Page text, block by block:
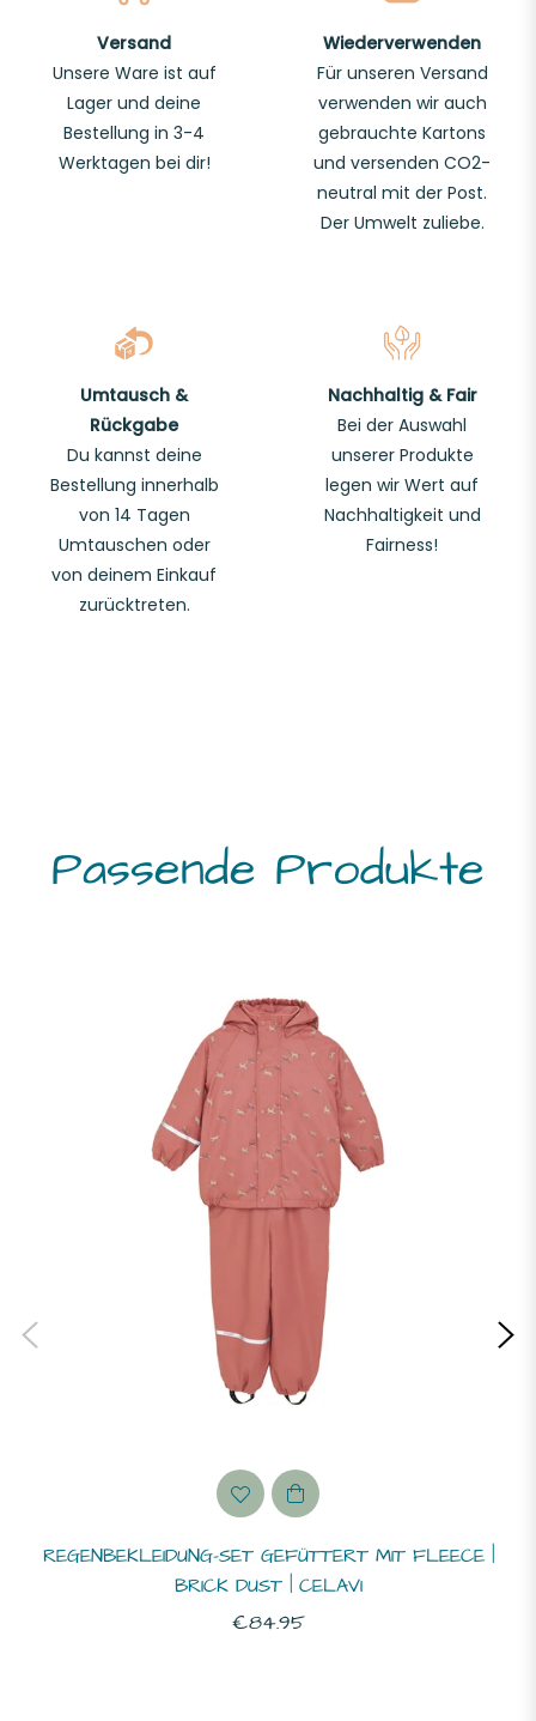
Versand
Unsere Ware ist auf
Lager und deine
Bestellung in 3-4
Werktagen bei dir!
Wiederverwenden
Für unseren Versand
verwenden wir auch
gebrauchte Kartons
und versenden CO2-
neutral mit der Post.
Der Umwelt zuliebe.
Umtausch &
Rückgabe
Du kannst deine
Bestellung innerhalb
von 14 Tagen
Umtauschen oder
von deinem Einkauf
zurücktreten.
Nachhaltig & Fair
Bei der Auswahl
unserer Produkte
legen wir Wert auf
Nachhaltigkeit und
Fairness!
Passende Produkte
REGENBEKLEIDUNG-SET GEFÜTTERT MIT FLEECE |
BRICK DUST | CELAVI
Normaler
€84.95